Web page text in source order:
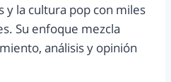
y la cultura pop con miles
Su enfoque mezcla
análisis y opinión